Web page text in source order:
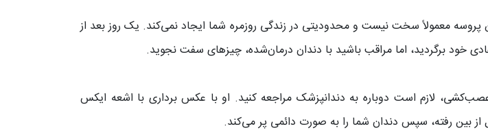
پروسه معمولاً سخت نیست و محدودیتی در زندگی روزمره شما ایجاد نمی‌کند. یک روز بعد از
خود برگردید، اما مراقب باشید با دندان درمان‌شده، چیزهای سفت نجوید.
لازم است دوباره به دندانپزشک مراجعه کنید. او با عکس‌ برداری با اشعه ایکس
بین رفته، سپس دندان شما را به صورت دائمی پر می‌کند.